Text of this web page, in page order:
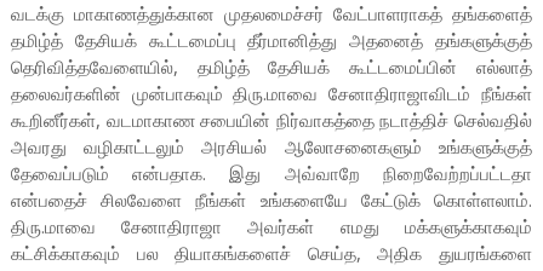
வடக்கு மாகாணத்துக்கான முதலமைச்சர் வேட்பாளராகத் தங்களைத்
தமிழ்த் தேசியக் கூட்டமைப்பு தீர்மானித்து அதனைத் தங்களுக்குத்
தெரிவித்தவேளையில், தமிழ்த் தேசியக் கூட்டமைப்பின் எல்லாத்
தலைவர்களின் முன்பாகவும் திரு.மாவை சேனாதிராஜாவிடம் நீங்கள்
கூறினீர்கள், வடமாகாண சபையின் நிர்வாகத்தை நடாத்திச் செல்வதில்
அவரது வழிகாட்டலும் அரசியல் ஆலோசனைகளும் உங்களுக்குத்
தேவைப்படும் என்பதாக. இது அவ்வாறே நிறைவேற்றப்பட்டதா
என்பதைச் சிலவேளை நீங்கள் உங்களையே கேட்டுக் கொள்ளலாம்.
திரு.மாவை சேனாதிராஜா அவர்கள் எமது மக்களுக்காகவும்
கட்சிக்காகவும் பல தியாகங்களைச் செய்த, அதிக துயரங்களை